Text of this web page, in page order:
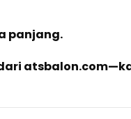
panjang.